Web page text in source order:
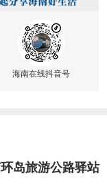
海南在线抖音号
岛旅游公路驿站